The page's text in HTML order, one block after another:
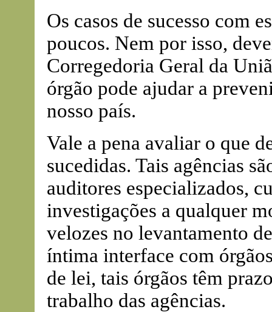
Os casos de sucesso com
poucos. Nem por isso,
Corregedoria Geral da
órgão pode ajudar a
nosso país.
Vale a pena avaliar o que
sucedidas. Tais agências
auditores especializados,
investigações a qualquer
velozes no levantamento
íntima interface com
de lei, tais órgãos têm
trabalho das agências.